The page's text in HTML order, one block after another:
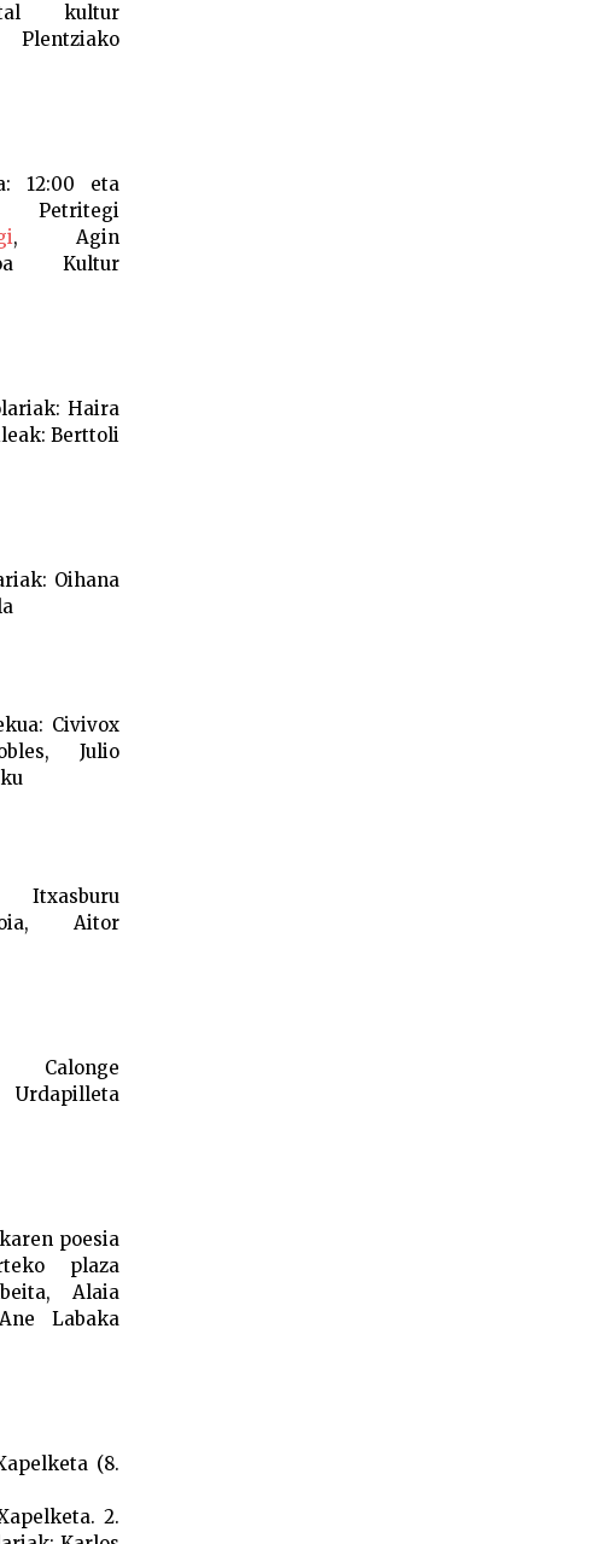
kultur
Plentziako
12:00 eta
, Agin
Kultur
Haira
Berttoli
Oihana
Civivox
Julio
Aitor
poesia
plaza
Alaia
Labaka
(8.
2.